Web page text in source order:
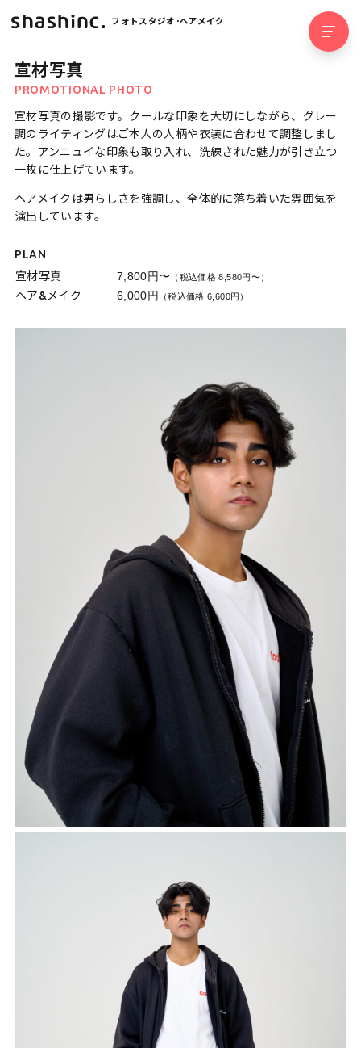
フォトスタジオ･ヘアメイク
宣材写真
PROMOTIONAL PHOTO
宣材写真の撮影です。クールな印象を大切にしながら、グレー
調のライティングはご本人の人柄や衣装に合わせて調整しまし
た。アンニュイな印象も取り入れ、洗練された魅力が引き立つ
一枚に仕上げています。
ヘアメイクは男らしさを強調し、全体的に落ち着いた雰囲気を
演出しています。
PLAN
宣材写真
7,800円〜 （税込価格 8,580円〜）
ヘア&メイク 6,000円 （税込価格 6,600円）